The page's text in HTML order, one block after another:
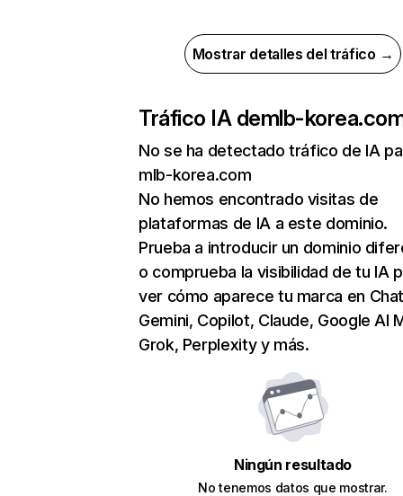
Mostrar detalles del tráfico →
Tráfico IA demlb-
No se ha detectado tráfico de IA
mlb-korea.com
No hemos encontrado visitas de
plataformas de IA a este dominio.
Prueba a introducir un dominio
o comprueba la visibilidad de tu IA
ver cómo aparece tu marca en
Gemini, Copilot, Claude, Google AI
Grok, Perplexity y más.
Ningún resultado
No tenemos datos que mostrar.